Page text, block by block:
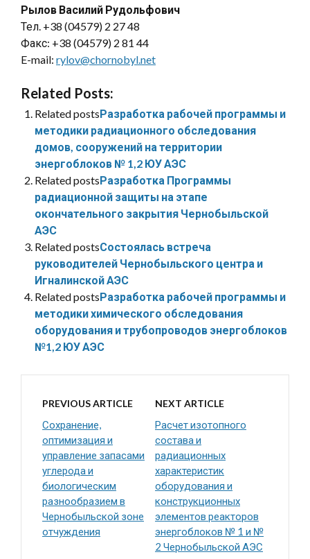
Рылов Василий Рудольфович
Тел. +38 (04579) 2 27 48
Факс: +38 (04579) 2 81 44
E-mail: rylov@chornobyl.net
Related Posts:
Related postsРазработка рабочей программы и
методики радиационного обследования
домов, сооружений на территории
энергоблоков № 1,2 ЮУ АЭС
Related postsРазработка Программы
радиационной защиты на этапе
окончательного закрытия Чернобыльской
АЭС
Related postsСостоялась встреча
руководителей Чернобыльского центра и
Игналинской АЭС
Related postsРазработка рабочей программы и
методики химического обследования
оборудования и трубопроводов энергоблоков
№1,2 ЮУ АЭС
PREVIOUS ARTICLE
Сохранение,
оптимизация и
управление запасами
углерода и
биологическим
разнообразием в
Чернобыльской зоне
отчуждения
NEXT ARTICLE
Расчет изотопного
состава и
радиационных
характеристик
оборудования и
конструкционных
элементов реакторов
энергоблоков № 1 и №
2 Чернобыльской АЭС